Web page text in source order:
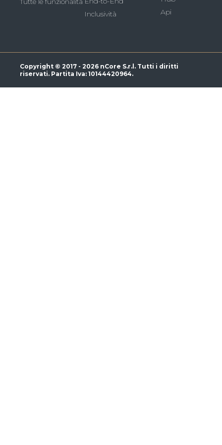
Inclusività
Api
Copyright © 2017 - 2026 nCore S.r.l. Tutti i diritti
riservati. Partita Iva: 10144420964.